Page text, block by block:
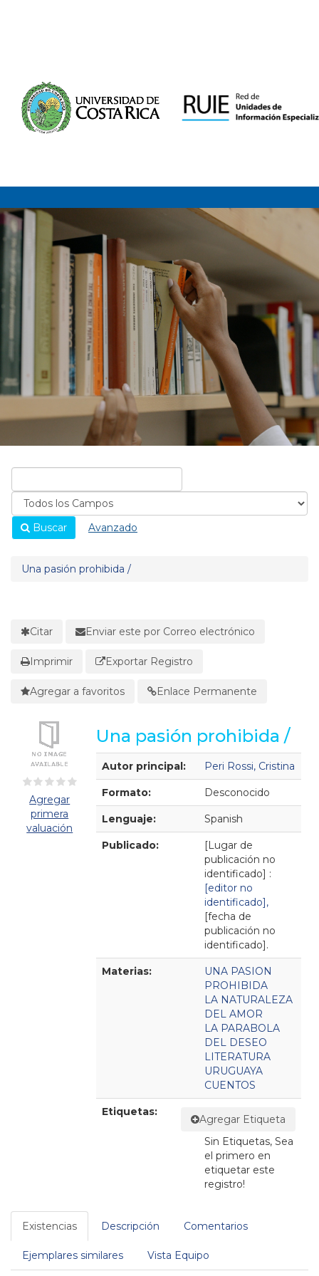
Buscar Avanzado
Una pasión prohibida /
Citar Enviar este por Correo electrónico
Imprimir Exportar Registro
Agregar a favoritos Enlace Permanente
Agregar
primera
valuación
Una pasión prohibida /
Detalles Bibliográficos
Autor principal: Peri Rossi, Cristina
Formato: Desconocido
Lenguaje: Spanish
Publicado:
[Lugar de
publicación no
identificado] :
[editor no
identificado],
[fecha de
publicación no
identificado].
Materias:
UNA PASION
PROHIBIDA
LA NATURALEZA
DEL AMOR
LA PARABOLA
DEL DESEO
LITERATURA
URUGUAYA
CUENTOS
Etiquetas:
Agregar Etiqueta
Sin Etiquetas, Sea
el primero en
etiquetar este
registro!
Existencias Descripción Comentarios
Ejemplares similares Vista Equipo